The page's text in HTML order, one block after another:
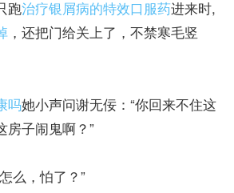
跑治疗银屑病的特效口服药进来时,
，还把门给关上了，不禁寒毛竖
吗她小声问谢无佞：“你回来不住这
房子闹鬼啊？”
么，怕了？”